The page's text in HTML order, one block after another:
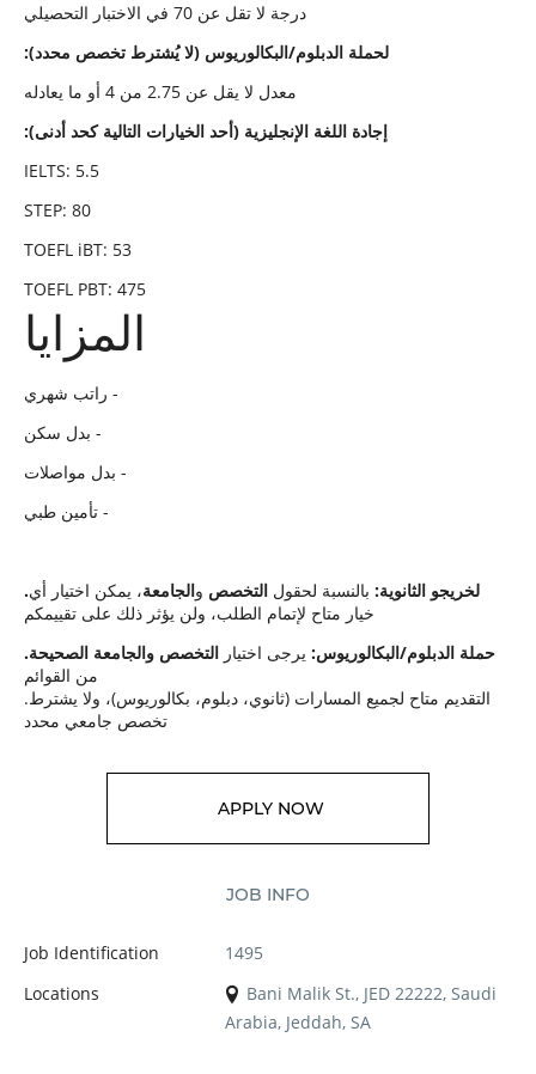
درجة لا تقل عن 70 في الاختبار التحصيلي
:لحملة الدبلوم/البكالوريوس (لا يُشترط تخصص محدد)
معدل لا يقل عن 2.75 من 4 أو ما يعادله
:إجادة اللغة الإنجليزية (أحد الخيارات التالية كحد أدنى)
IELTS: 5.5
STEP: 80
TOEFL iBT: 53
TOEFL PBT: 475
المزايا
راتب شهري -
بدل سكن -
بدل مواصلات -
تأمين طبي -
.لخريجو الثانوية: بالنسبة لحقول التخصص والجامعة، يمكن اختيار أي
خيار متاح لإتمام الطلب، ولن يؤثر ذلك على تقييمكم
.حملة الدبلوم/البكالوريوس: يرجى اختيار التخصص والجامعة الصحيحة
من القوائم
.التقديم متاح لجميع المسارات (ثانوي، دبلوم، بكالوريوس)، ولا يشترط
تخصص جامعي محدد
APPLY NOW
JOB INFO
Job Identification
1495
Locations
Bani Malik St., JED 22222, Saudi
Arabia, Jeddah, SA